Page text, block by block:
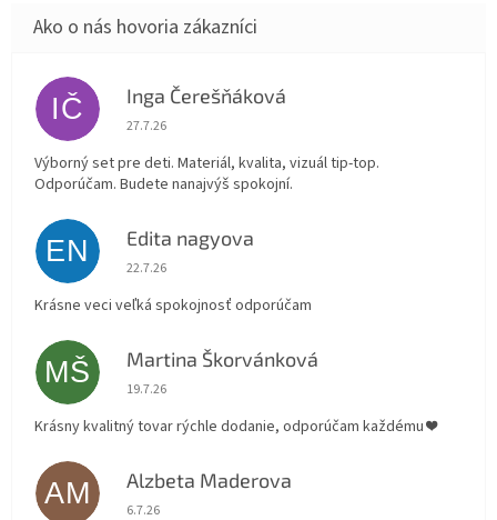
IČ Inga Čerešňáková
Hodnotenie obchodu je 5 z 5 hviezdičiek.
27.7.26
Výborný set pre deti. Materiál, kvalita, vizuál tip-top.
Odporúčam. Budete nanajvýš spokojní.
EN Edita nagyova
Hodnotenie obchodu je 5 z 5 hviezdičiek.
22.7.26
Krásne veci veľká spokojnosť odporúčam
MŠ Martina Škorvánková
Hodnotenie obchodu je 5 z 5 hviezdičiek.
19.7.26
Krásny kvalitný tovar rýchle dodanie, odporúčam každému ❤️
AM Alzbeta Maderova
Hodnotenie obchodu je 5 z 5 hviezdičiek.
6.7.26